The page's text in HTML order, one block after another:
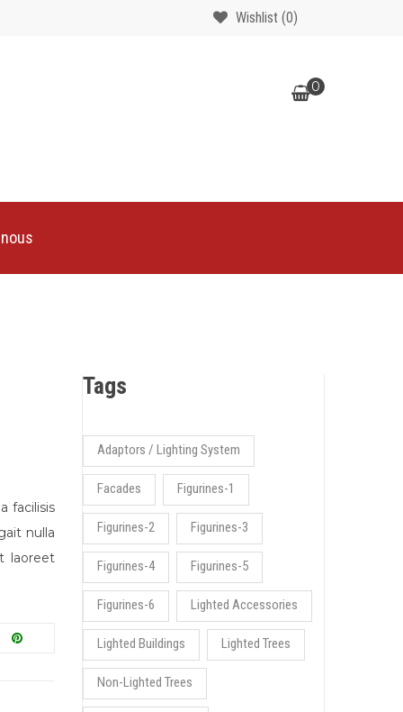
Wishlist (0)
0
facilisis
nulla
laoreet
Tags
Adaptors / Lighting System
Facades Figurines-1
Figurines-2 Figurines-3
Figurines-4 Figurines-5
Figurines-6 Lighted Accessories
Lighted Buildings Lighted Trees
Non-Lighted Trees